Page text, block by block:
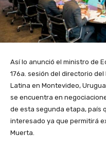
Así lo anunció el ministro de
176a. sesión del directorio
Latina en Montevideo,
se encuentra en
de esta segunda etapa, país
interesado ya que permitirá
Muerta.